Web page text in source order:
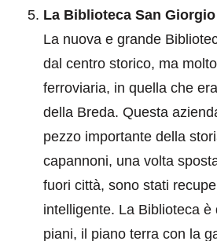
La Biblioteca San Giorgio
La nuova e grande
dal centro storico, ma
ferroviaria, in quella che
della Breda. Questa
pezzo importante della
capannoni, una volta
fuori città, sono stati
intelligente. La Biblioteca è
piani, il piano terra con la